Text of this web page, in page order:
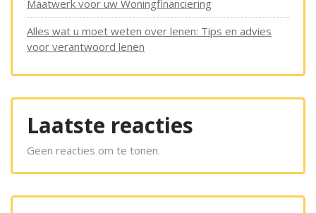
Maatwerk voor uw Woningfinanciering
Alles wat u moet weten over lenen: Tips en advies
voor verantwoord lenen
Laatste reacties
Geen reacties om te tonen.